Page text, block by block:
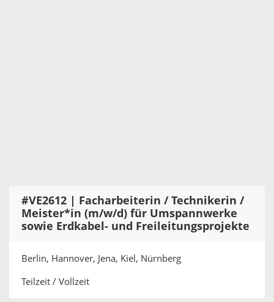
#VE2612 | Facharbeiterin / Technikerin /
Meister*in (m/w/d) für Umspannwerke
sowie Erdkabel- und Freileitungsprojekte
Berlin, Hannover, Jena, Kiel, Nürnberg
Teilzeit / Vollzeit